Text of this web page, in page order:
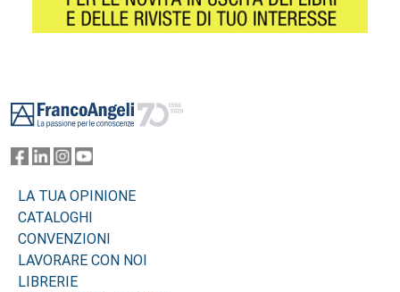
LA TUA OPINIONE
CATALOGHI
CONVENZIONI
LAVORARE CON NOI
LIBRERIE